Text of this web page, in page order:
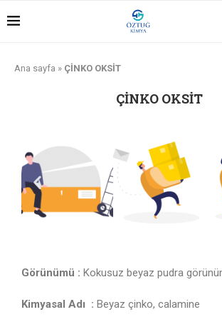
Ana sayfa » ÇİNKO OKSİT
ÇİNKO OKSİT
Görünümü : Kokusuz beyaz pudra
Kimyasal Adı : Beyaz çinko, calamine